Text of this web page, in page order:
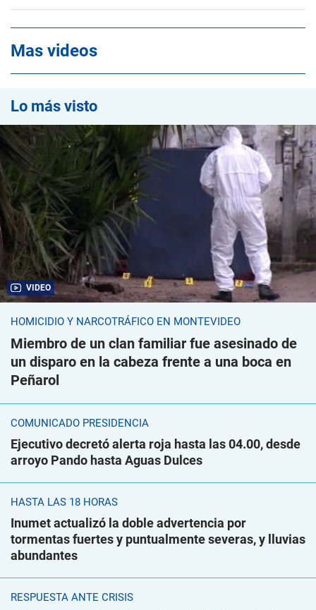
Mas videos
Lo más visto
VIDEO
HOMICIDIO Y NARCOTRÁFICO EN MONTEVIDEO
Miembro de un clan familiar fue asesinado de
un disparo en la cabeza frente a una boca en
Peñarol
COMUNICADO PRESIDENCIA
Ejecutivo decretó alerta roja hasta las 04.00, desde
arroyo Pando hasta Aguas Dulces
HASTA LAS 18 HORAS
Inumet actualizó la doble advertencia por
tormentas fuertes y puntualmente severas, y lluvias
abundantes
RESPUESTA ANTE CRISIS